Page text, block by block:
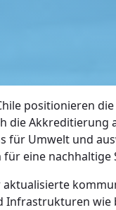
positionieren
die
Umwelt und
für eine